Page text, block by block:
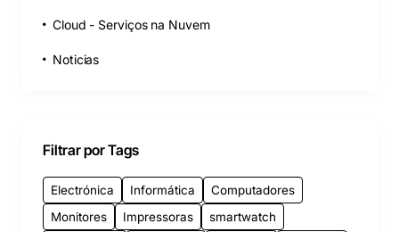
Cloud - Serviços na Nuvem
Noticias
Filtrar por Tags
Electrónica Informática
Computadores
Monitores
Impressoras
smartwatch